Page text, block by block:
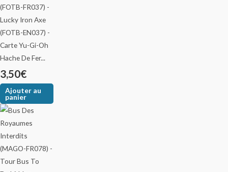
Hache De Fer...
3,50€
Ajouter au
panier